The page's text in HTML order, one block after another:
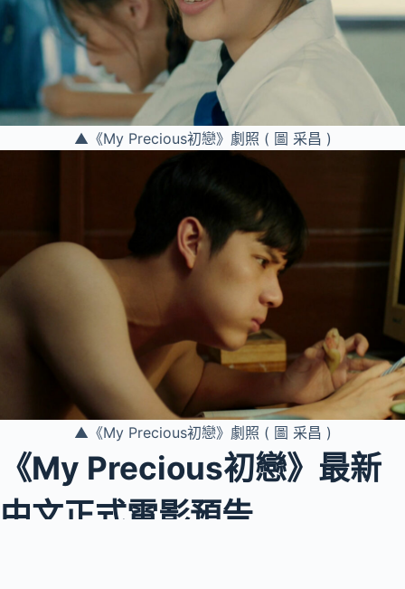
▲《My Precious初戀》劇照 ( 圖 采昌 )
▲《My Precious初戀》劇照 ( 圖 采昌 )
《My Precious初戀》最新
中文正式電影預告